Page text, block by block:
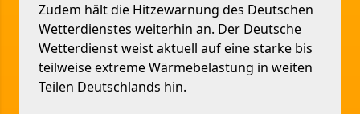
Zudem hält die Hitzewarnung des Deutschen
Wetterdienstes weiterhin an. Der Deutsche
Wetterdienst weist aktuell auf eine starke bis
teilweise extreme Wärmebelastung in weiten
Teilen Deutschlands hin.